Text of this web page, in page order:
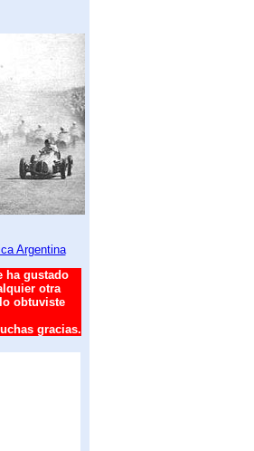
Argentina
ha gustado
otra
obtuviste
gracias.